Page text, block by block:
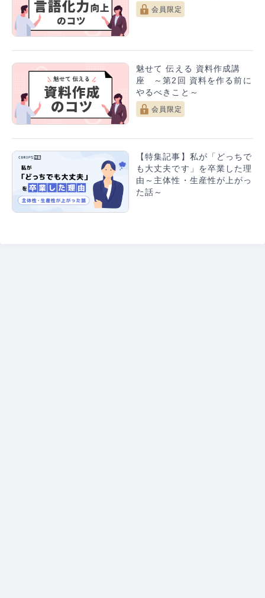
会員限定
魅せて 伝える 資料作成講
座 ～第2回 資料を作る前に
やるべきこと～
会員限定
【特集記事】私が「どっちで
も大丈夫です」を卒業した理
由～主体性・生産性が上がっ
た話～